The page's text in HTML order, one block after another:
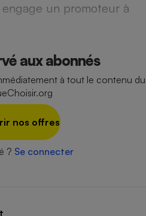
un promoteur à
aux abonnés
à tout le contenu du
nos offres
? Se connecter